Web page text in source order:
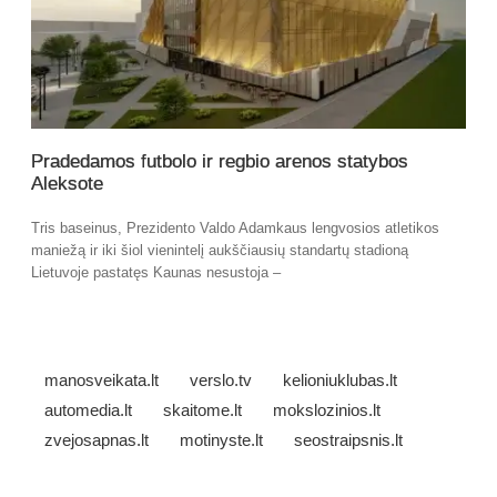
Pradedamos futbolo ir regbio arenos statybos
Aleksote
Tris baseinus, Prezidento Valdo Adamkaus lengvosios atletikos
maniežą ir iki šiol vienintelį aukščiausių standartų stadioną
Lietuvoje pastatęs Kaunas nesustoja –
manosveikata.lt verslo.tv
kelioniuklubas.lt
automedia.lt
skaitome.lt
mokslozinios.lt
zvejosapnas.lt
motinyste.lt seostraipsnis.lt